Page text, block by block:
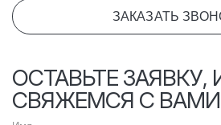
ЗАКАЗАТЬ
ОСТАВЬТЕ ЗАЯВКУ,
СВЯЖЕМСЯ С ВАМИ